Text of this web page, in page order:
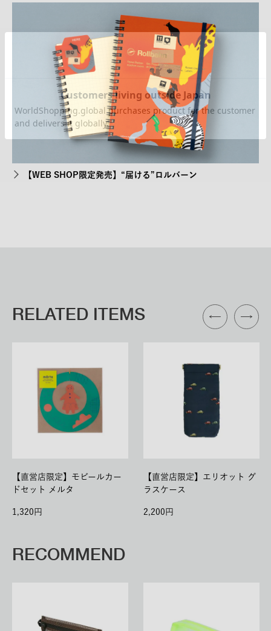
【WEB SHOP限定発売】“届ける”ロルバーン
RELATED ITEMS
【直営店限定】モビールカー
ドセット メルタ
1,320
【直営店限定】エリオット グ
ラスケース
2,200
RECOMMEND